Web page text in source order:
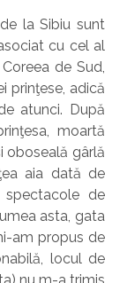
la Sibiu sunt
cu cel al
de Sud,
prinţese, adică
atunci. După
moartă
oboseală gârlă
aia dată de
spectacole de
asta, gata
am propus de
locul de